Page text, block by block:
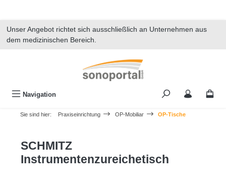
Unser Angebot richtet sich ausschließlich an Unternehmen aus
dem medizinischen Bereich.
Navigation
Sie sind hier: Praxiseinrichtung OP-Mobiliar OP-Tische
SCHMITZ
Instrumentenzureichetisch